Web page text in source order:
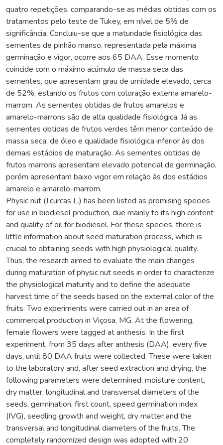
quatro repetições, comparando-se as médias obtidas com os
tratamentos pelo teste de Tukey, em nível de 5% de
significância. Concluiu-se que a maturidade fisiológica das
sementes de pinhão manso, representada pela máxima
germinação e vigor, ocorre aos 65 DAA. Esse momento
coincide com o máximo acúmulo de massa seca das
sementes, que apresentam grau de umidade elevado, cerca
de 52%, estando os frutos com coloração externa amarelo-
marrom. As sementes obtidas de frutos amarelos e
amarelo-marrons são de alta qualidade fisiológica. Já as
sementes obtidas de frutos verdes têm menor conteúdo de
massa seca, de óleo e qualidade fisiológica inferior às dos
demais estádios de maturação. As sementes obtidas de
frutos marrons apresentam elevado potencial de germinação,
porém apresentam baixo vigor em relação às dos estádios
amarelo e amarelo-marrom.
Physic nut (J.curcas L.) has been listed as promising species
for use in biodiesel production, due mainly to its high content
and quality of oil for biodiesel. For these species, there is
little information about seed maturation process, which is
crucial to obtaining seeds with high physiological quality.
Thus, the research aimed to evaluate the main changes
during maturation of physic nut seeds in order to characterize
the physiological maturity and to define the adequate
harvest time of the seeds based on the external color of the
fruits. Two experiments were carried out in an area of
commercial production in Viçosa, MG. At the flowering,
female flowers were tagged at anthesis. In the first
experiment, from 35 days after anthesis (DAA), every five
days, until 80 DAA fruits were collected. These were taken
to the laboratory and, after seed extraction and drying, the
following parameters were determined: moisture content,
dry matter, longitudinal and transversal diameters of the
seeds, germination, first count, speed germination index
(IVG), seedling growth and weight, dry matter and the
transversal and longitudinal diameters of the fruits. The
completely randomized design was adopted with 20